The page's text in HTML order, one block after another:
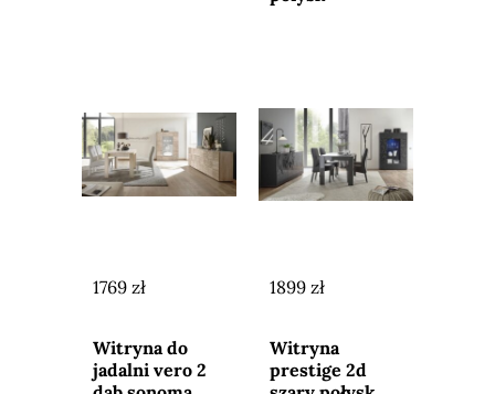
1769 zł
sklepu
Witryna do
jadalni vero 2
1899 zł
sklepu
Witryna
prestige 2d